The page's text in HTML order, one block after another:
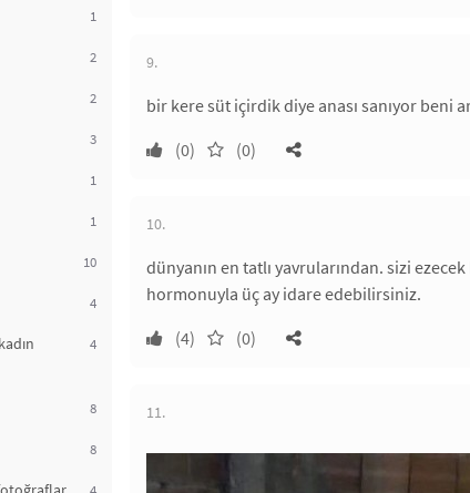
1
2
2
3
1
1
10
4
4
8
8
4
9.
bir kere süt içirdik diye anası sanıyor beni
(0)
(0)
10.
dünyanın en tatlı yavrularından. sizi
hormonuyla üç ay idare edebilirsiniz.
(4)
(0)
11.